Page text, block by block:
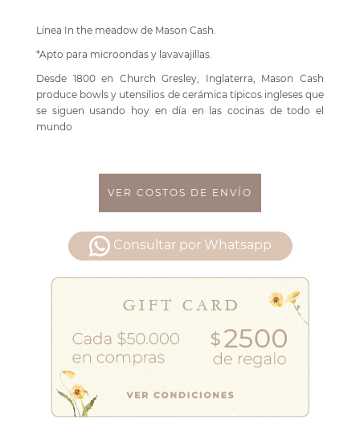
Línea In the meadow de Mason Cash.
*Apto para microondas y lavavajillas.
Desde 1800 en Church Gresley, Inglaterra, Mason Cash
produce bowls y utensilios de cerámica típicos ingleses que
se siguen usando hoy en día en las cocinas de todo el
mundo
VER COSTOS DE ENVÍO
Consultar por Whatsapp